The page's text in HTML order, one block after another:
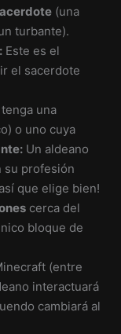
(una
turbante).
Este es el
el sacerdote
una
o uno cuya
Un aldeano
su profesión
que elige bien!
cerca del
bloque de
(entre
interactuará
cambiará al